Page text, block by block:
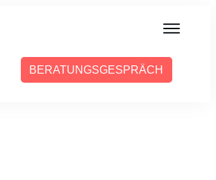
BERATUNGSGESPRÄCH